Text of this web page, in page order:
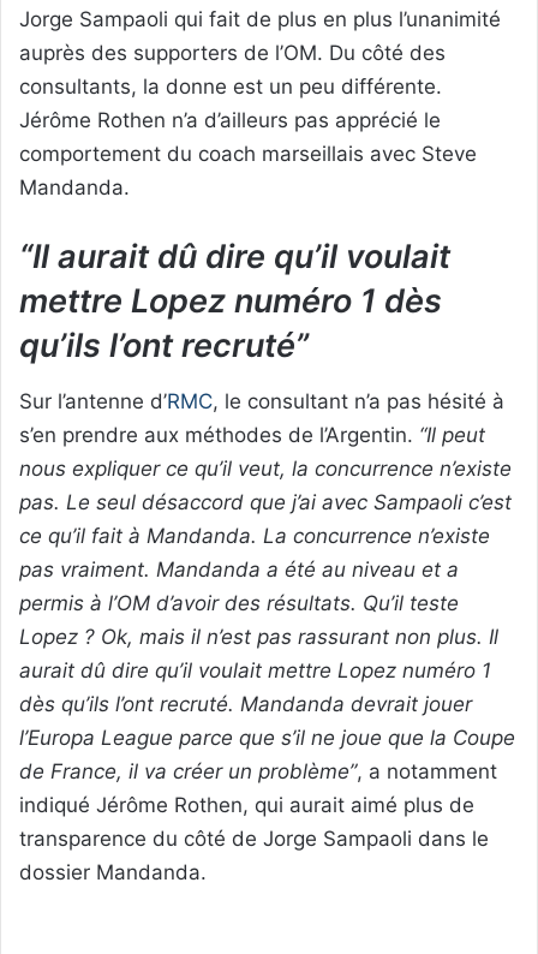
Jorge Sampaoli qui fait de plus en plus l’unanimité
auprès des supporters de l’OM. Du côté des
consultants, la donne est un peu différente.
Jérôme Rothen n’a d’ailleurs pas apprécié le
comportement du coach marseillais avec Steve
Mandanda.
“Il aurait dû dire qu’il voulait
mettre Lopez numéro 1 dès
qu’ils l’ont recruté”
Sur l’antenne d’RMC, le consultant n’a pas hésité à
s’en prendre aux méthodes de l’Argentin. “Il peut
nous expliquer ce qu’il veut, la concurrence n’existe
pas. Le seul désaccord que j’ai avec Sampaoli c’est
ce qu’il fait à Mandanda. La concurrence n’existe
pas vraiment. Mandanda a été au niveau et a
permis à l’OM d’avoir des résultats. Qu’il teste
Lopez ? Ok, mais il n’est pas rassurant non plus. Il
aurait dû dire qu’il voulait mettre Lopez numéro 1
dès qu’ils l’ont recruté. Mandanda devrait jouer
l’Europa League parce que s’il ne joue que la Coupe
de France, il va créer un problème”, a notamment
indiqué Jérôme Rothen, qui aurait aimé plus de
transparence du côté de Jorge Sampaoli dans le
dossier Mandanda.